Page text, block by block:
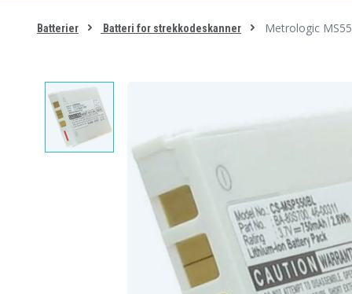
Batterier Batteri for strekkodeskanner Metrologic